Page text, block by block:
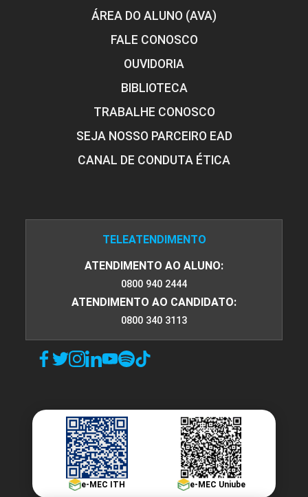
ÁREA DO ALUNO (AVA)
FALE CONOSCO
OUVIDORIA
BIBLIOTECA
TRABALHE CONOSCO
SEJA NOSSO PARCEIRO EAD
CANAL DE CONDUTA ÉTICA
TELEATENDIMENTO
ATENDIMENTO AO ALUNO:
0800 940 2444
ATENDIMENTO AO CANDIDATO:
0800 340 3113
e-MEC ITH e-MEC Uniube